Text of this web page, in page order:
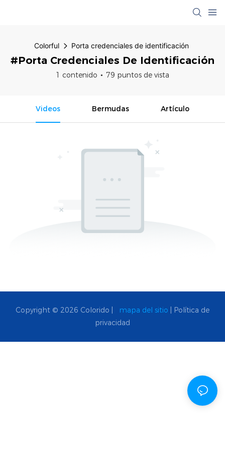
Colorful Porta credenciales de identificación
#Porta Credenciales De Identificación
1 contenido 79 puntos de vista
Videos Bermudas Artículo
Copyright © 2026 Colorido | mapa del sitio
Política de
privacidad